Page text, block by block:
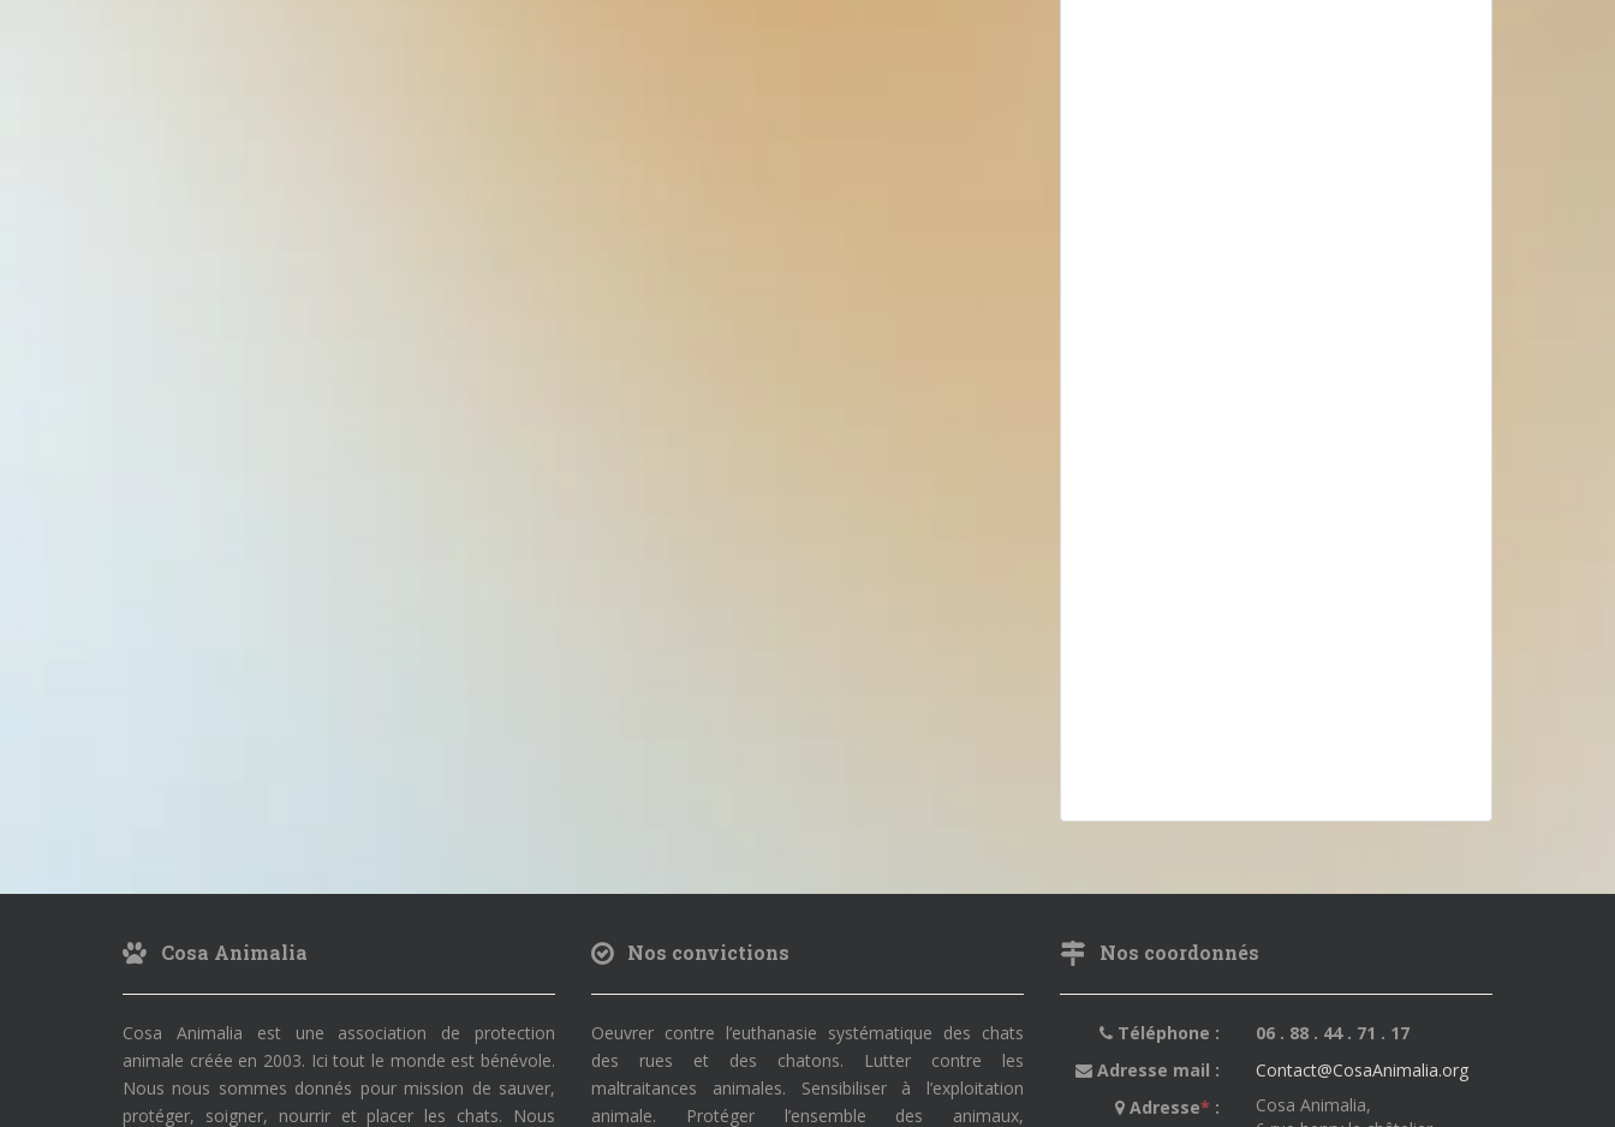
Cosa Animalia
Cosa Animalia est une association de protection
animale créée en 2003. Ici tout le monde est bénévole.
Nous nous sommes donnés pour mission de sauver,
protéger, soigner, nourrir et placer les chats. Nous
Nos convictions
Oeuvrer contre l’euthanasie systématique des chats
des rues et des chatons. Lutter contre les
maltraitances animales. Sensibiliser à l’exploitation
animale. Protéger l’ensemble des animaux,
Nos coordonnés
Téléphone :
06 . 88 . 44 . 71 . 17
Adresse mail :
Contact@CosaAnimalia.org
Adresse* :
Cosa Animalia,